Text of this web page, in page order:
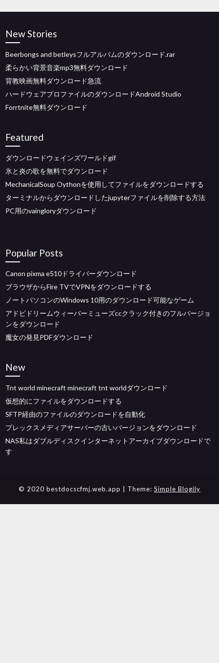
New Stories
Beerbongs and betleysフルアルバムのダウンロード.rar
柔らかい背景音楽mp3無料ダウンロード
背教映画無料ダウンロード急流
ハードウェアプロファイルのダウンロードAndroid Studio
Forrtnite無料ダウンロード
Featured
ダウンロードウェインズワールドgif
氷と炎の歌を無料でダウンロード
MechanicalSoup Oythonを使用してファイルをダウンロードする
ターミナルからダウンロードしたjupyterファイルを削除する方法
PC用のvaingloryダウンロード
Popular Posts
Canon pixma e510ドライバーダウンロード
ブラウザからFire TVでVPNをダウンロードする
ノートパソコンのWindows 10用のダウンロード可能なゲーム
アドビドリームウィーバーミューズccクラック付きのフルバージョ
ンをダウンロード
魔女の発見PDFダウンロード
New
Tnt world minecraft minecraft tnt worldダウンロード
仮想的にファイルをダウンロードする
SFTP経由のファイルのダウンロードを自動化
プレックスメディアサーバーの古いバージョンをダウンロード
NAS私はダブルディスクインターネットアーカイブダウンロードで
す
© 2020 bestdocscfmj.web.app | Theme: Simple Blogily